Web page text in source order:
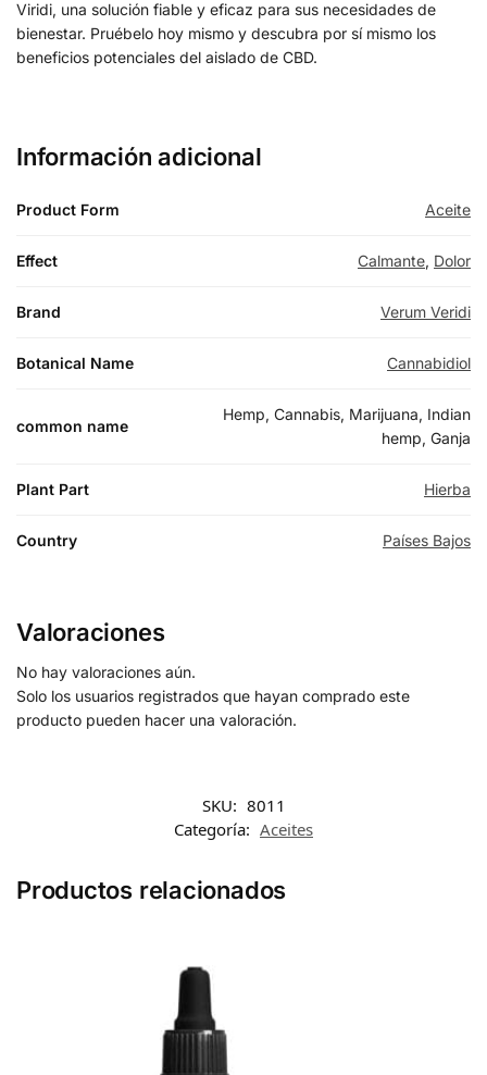
Viridi, una solución fiable y eficaz para sus necesidades de
bienestar. Pruébelo hoy mismo y descubra por sí mismo los
beneficios potenciales del aislado de CBD.
Información adicional
Product Form Aceite
Effect Calmante, Dolor
Brand Verum Veridi
Botanical Name Cannabidiol
common name
Hemp, Cannabis, Marijuana, Indian
hemp, Ganja
Plant Part Hierba
Country Países Bajos
Valoraciones
No hay valoraciones aún.
Solo los usuarios registrados que hayan comprado este
producto pueden hacer una valoración.
SKU: 8011
Categoría: Aceites
Productos relacionados